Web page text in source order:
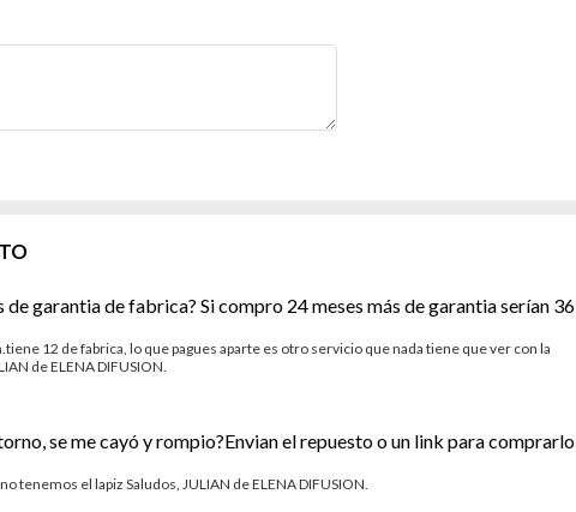
garantia de fabrica? Si compro 24 meses más de garantia serían 36
12 de fabrica, lo que pagues aparte es otro servicio que nada tiene que ver con la
de ELENA DIFUSION.
se me cayó y rompio?Envian el repuesto o un link para comprarlo
tenemos el lapiz Saludos, JULIAN de ELENA DIFUSION.